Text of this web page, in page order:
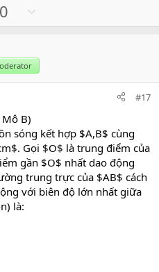
0
o
o #17
B)
sóng kết hợp $A,B$ cùng
Gọi $O$ là trung điểm của
gần $O$ nhất dao động
trung trực của $AB$ cách
với biên độ lớn nhất giữa
là: